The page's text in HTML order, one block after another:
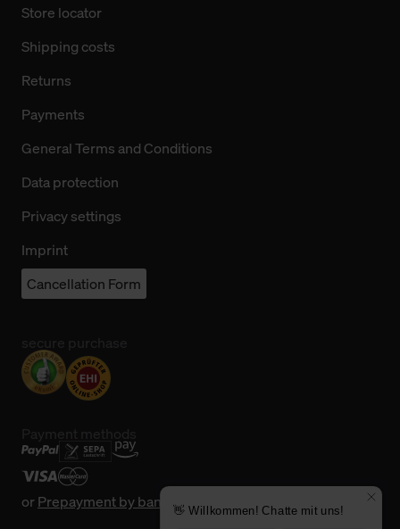
Store locator
Shipping costs
Returns
Payments
General Terms and Conditions
Data protection
Privacy settings
Imprint
Cancellation Form
orPrepayment by bank transfer